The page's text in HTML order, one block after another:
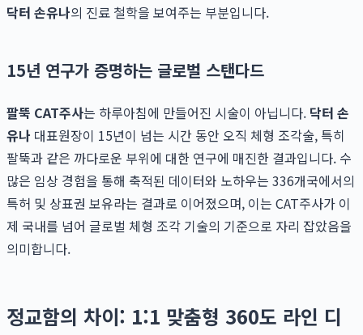
닥터 손유나의 진료 철학을 보여주는 부분입니다.
15년 연구가 증명하는 글로벌 스탠다드
팔뚝 CAT주사는 하루아침에 만들어진 시술이 아닙니다. 닥터 손
유나 대표원장이 15년이 넘는 시간 동안 오직 체형 조각술, 특히
팔뚝과 같은 까다로운 부위에 대한 연구에 매진한 결과입니다. 수
많은 임상 경험을 통해 축적된 데이터와 노하우는 336개국에서의
특허 및 상표권 보유라는 결과로 이어졌으며, 이는 CAT주사가 이
제 국내를 넘어 글로벌 체형 조각 기술의 기준으로 자리 잡았음을
의미합니다.
정교함의 차이: 1:1 맞춤형 360도 라인 디